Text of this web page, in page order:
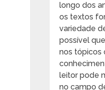
longo dos
os textos
variedade
possível
nos tópicos
leitor pode
no campo